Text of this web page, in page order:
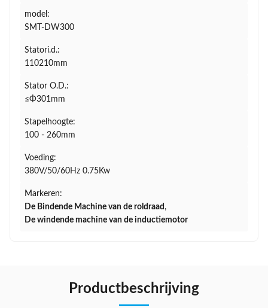
model:
SMT-DW300
Statori.d.:
110210mm
Stator O.D.:
≤Φ301mm
Stapelhoogte:
100 - 260mm
Voeding:
380V/50/60Hz 0.75Kw
Markeren:
De Bindende Machine van de roldraad,
De windende machine van de inductiemotor
Productbeschrijving